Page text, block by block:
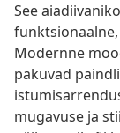
See
Modernne
pakuvad
mugavuse ja